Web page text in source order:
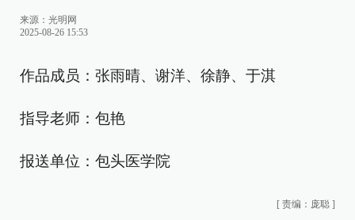
来源： 光明网
2025-08-26 15:53
作品成员：张雨晴、谢洋、徐静、于淇
指导老师：包艳
报送单位：包头医学院
[ 责编：庞聪 ]